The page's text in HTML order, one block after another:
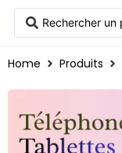
Home Produits